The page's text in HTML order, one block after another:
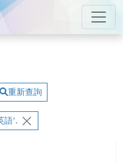
網
重新查詢
語'.